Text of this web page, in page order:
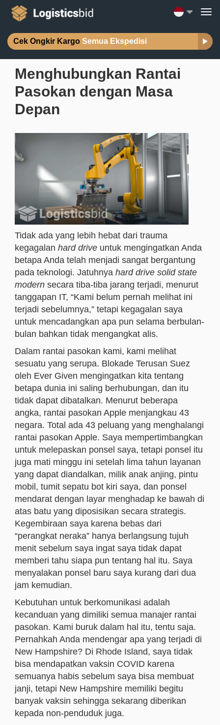
Cek Ongkir Kargo Semua Ekspedisi
Menghubungkan Rantai
Pasokan dengan Masa
Depan
Tidak ada yang lebih hebat dari trauma
kegagalan hard drive untuk mengingatkan Anda
betapa Anda telah menjadi sangat bergantung
pada teknologi. Jatuhnya hard drive solid state
modern secara tiba-tiba jarang terjadi, menurut
tanggapan IT, “Kami belum pernah melihat ini
terjadi sebelumnya,” tetapi kegagalan saya
untuk mencadangkan apa pun selama berbulan-
bulan bahkan tidak mengangkat alis.
Dalam rantai pasokan kami, kami melihat
sesuatu yang serupa. Blokade Terusan Suez
oleh Ever Given mengingatkan kita tentang
betapa dunia ini saling berhubungan, dan itu
tidak dapat dibatalkan. Menurut beberapa
angka, rantai pasokan Apple menjangkau 43
negara. Total ada 43 peluang yang menghalangi
rantai pasokan Apple. Saya mempertimbangkan
untuk melepaskan ponsel saya, tetapi ponsel itu
juga mati minggu ini setelah lima tahun layanan
yang dapat diandalkan, milik anak anjing, pintu
mobil, tumit sepatu bot kiri saya, dan ponsel
mendarat dengan layar menghadap ke bawah di
atas batu yang diposisikan secara strategis.
Kegembiraan saya karena bebas dari
“perangkat neraka” hanya berlangsung tujuh
menit sebelum saya ingat saya tidak dapat
memberi tahu siapa pun tentang hal itu. Saya
menyalakan ponsel baru saya kurang dari dua
jam kemudian.
Kebutuhan untuk berkomunikasi adalah
kecanduan yang dimiliki semua manajer rantai
pasokan. Kami buruk dalam hal itu, tentu saja.
Pernahkah Anda mendengar apa yang terjadi di
New Hampshire? Di Rhode Island, saya tidak
bisa mendapatkan vaksin COVID karena
semuanya habis sebelum saya bisa membuat
janji, tetapi New Hampshire memiliki begitu
banyak vaksin sehingga sekarang diberikan
kepada non-penduduk juga.